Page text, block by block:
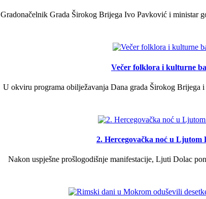
Gradonačelnik Grada Širokog Brijega Ivo Pavković i ministar
Večer folklora i kulturne
U okviru programa obilježavanja Dana grada Širokog Brijega
2. Hercegovačka noć u Ljutom
Nakon uspješne prošlogodišnje manifestacije, Ljuti Dolac